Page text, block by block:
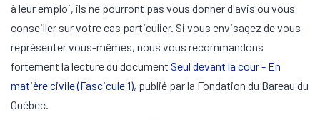
à leur emploi, ils ne pourront pas vous donner d'avis ou vous
conseiller sur votre cas particulier. Si vous envisagez de vous
représenter vous-mêmes, nous vous recommandons
fortement la lecture du document Seul devant la cour - En
matière civile (Fascicule 1), publié par la Fondation du Bareau du
Québec.